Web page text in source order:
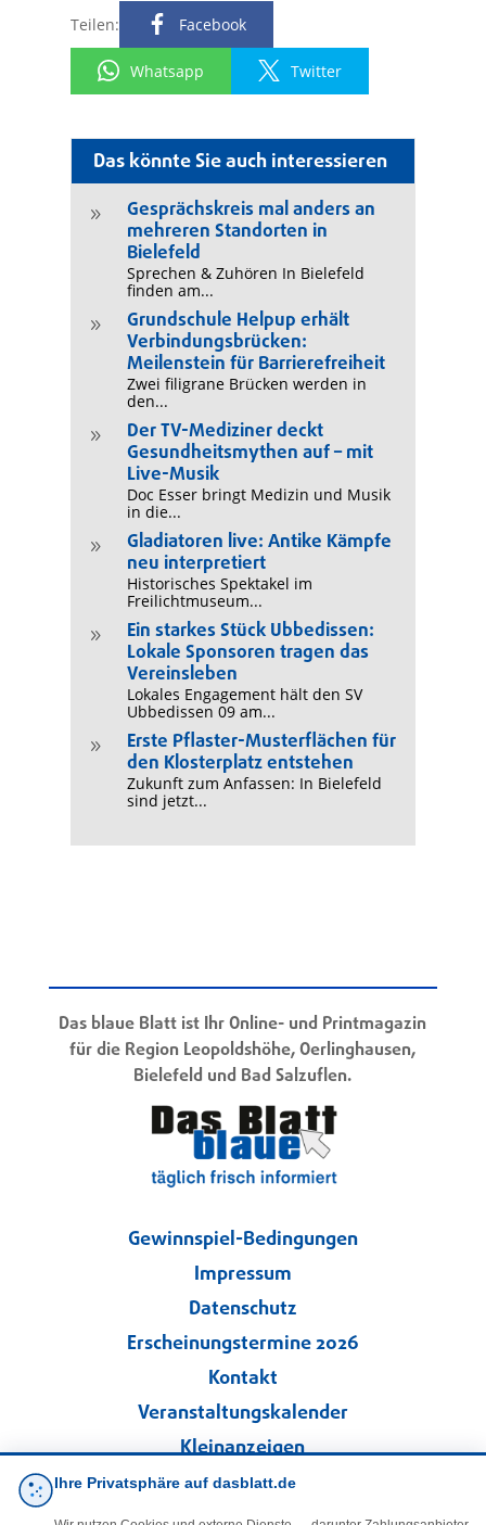
Das könnte Sie auch interessieren
9
Gesprächskreis mal anders an
mehreren Standorten in
Bielefeld
Sprechen & Zuhören In Bielefeld
finden am...
9
Grundschule Helpup erhält
Verbindungsbrücken:
Meilenstein für Barrierefreiheit
Zwei filigrane Brücken werden in
den...
9
Der TV-Mediziner deckt
Gesundheitsmythen auf – mit
Live-Musik
Doc Esser bringt Medizin und Musik
in die...
9
Gladiatoren live: Antike Kämpfe
neu interpretiert
Historisches Spektakel im
Freilichtmuseum...
9
Ein starkes Stück Ubbedissen:
Lokale Sponsoren tragen das
Vereinsleben
Lokales Engagement hält den SV
Ubbedissen 09 am...
9
Erste Pflaster-Musterflächen für
den Klosterplatz entstehen
Zukunft zum Anfassen: In Bielefeld
sind jetzt...
Teilen: Facebook
Whatsapp Twitter
Das blaue Blatt ist Ihr Online- und Printmagazin
für die Region Leopoldshöhe, Oerlinghausen,
Bielefeld und Bad Salzuflen.
Gewinnspiel-Bedingungen
Impressum
Datenschutz
Erscheinungstermine 2026
Kontakt
Veranstaltungskalender
Kleinanzeigen
Ihre Privatsphäre auf dasblatt.de